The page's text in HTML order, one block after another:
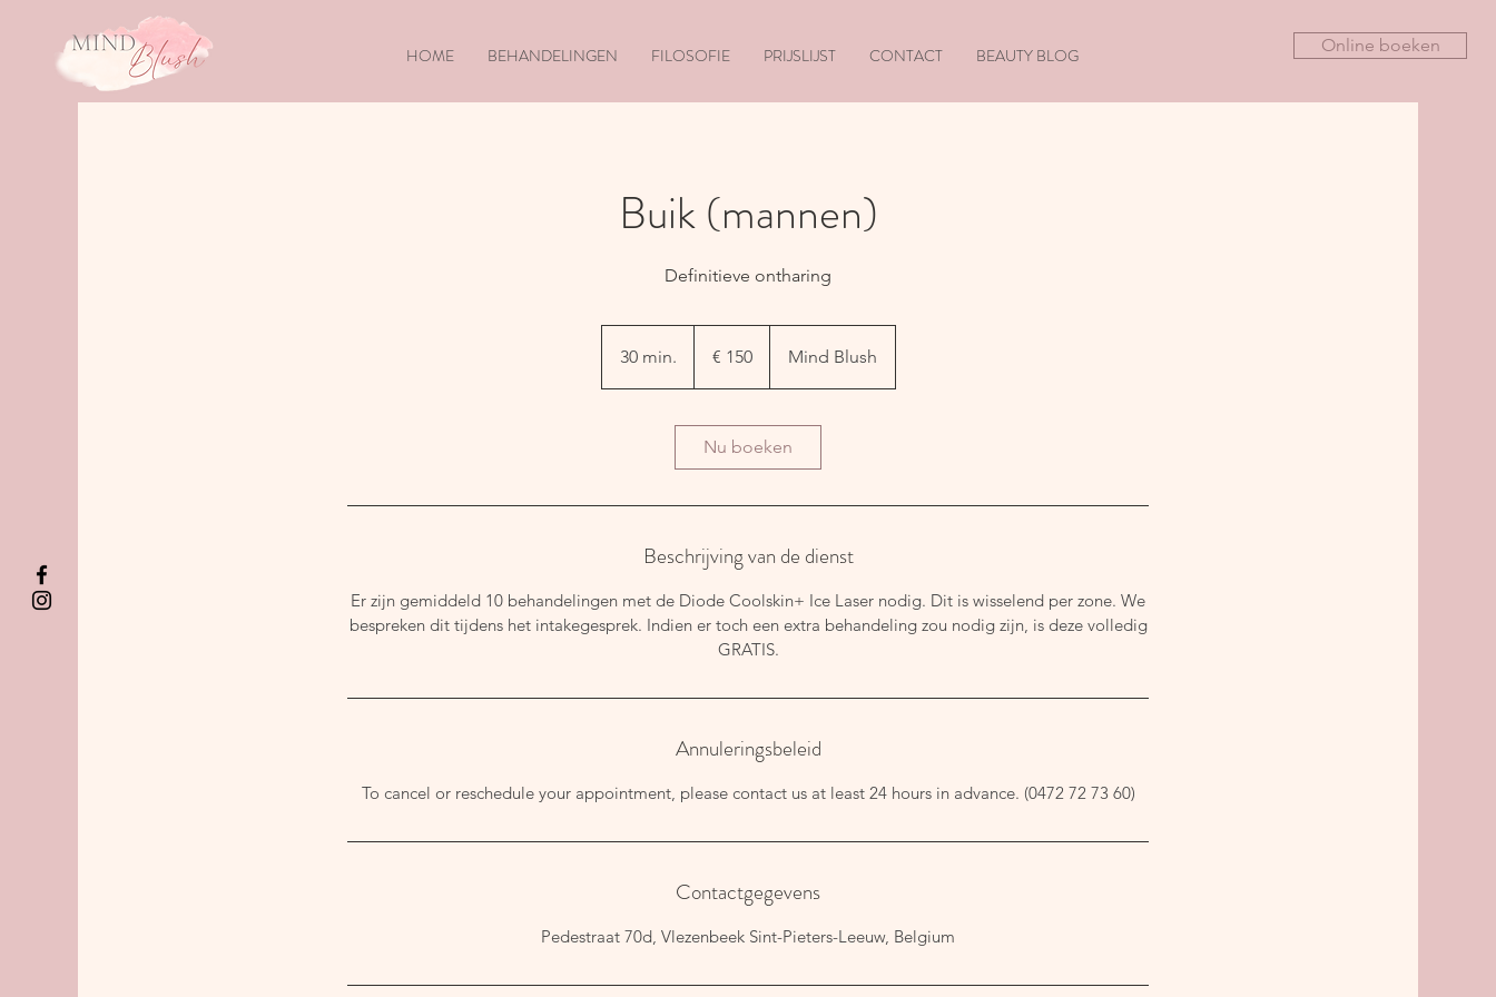
HOME BEHANDELINGEN FILOSOFIE PRIJSLIJST CONTACT BEAUTY BLOG Online boeken
Buik (mannen)
Definitieve ontharing
30 min.
0
n
€ 150 Mind Blush
Nu boeken
Beschrijving van de dienst
Er zijn gemiddeld 10 behandelingen met de Diode Coolskin+ Ice Laser nodig. Dit is wisselend per zone. We
bespreken dit tijdens het intakegesprek. Indien er toch een extra behandeling zou nodig zijn, is deze volledig
GRATIS.
Annuleringsbeleid
To cancel or reschedule your appointment, please contact us at least 24 hours in advance. (0472 72 73 60)
Contactgegevens
Pedestraat 70d, Vlezenbeek Sint-Pieters-Leeuw, Belgium